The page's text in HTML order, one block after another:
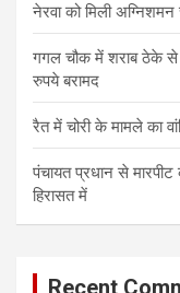
नेरवा को मिली अग्निशमन
गगल चौक में शराब ठेके से
रुपये बरामद
रैत में चोरी के मामले का
पंचायत प्रधान से मारपीट
हिरासत में
Recent